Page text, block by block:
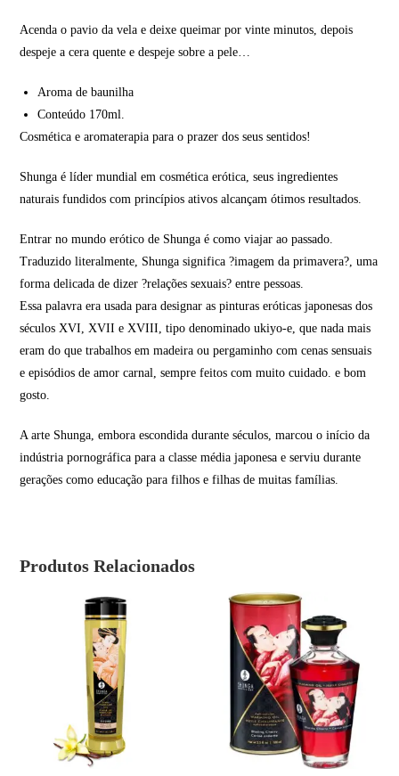
Acenda o pavio da vela e deixe queimar por vinte minutos, depois
despeje a cera quente e despeje sobre a pele…
Aroma de baunilha
Conteúdo 170ml.
Cosmética e aromaterapia para o prazer dos seus sentidos!
Shunga é líder mundial em cosmética erótica, seus ingredientes
naturais fundidos com princípios ativos alcançam ótimos resultados.
Entrar no mundo erótico de Shunga é como viajar ao passado.
Traduzido literalmente, Shunga significa ?imagem da primavera?, uma
forma delicada de dizer ?relações sexuais? entre pessoas.
Essa palavra era usada para designar as pinturas eróticas japonesas dos
séculos XVI, XVII e XVIII, tipo denominado ukiyo-e, que nada mais
eram do que trabalhos em madeira ou pergaminho com cenas sensuais
e episódios de amor carnal, sempre feitos com muito cuidado. e bom
gosto.
A arte Shunga, embora escondida durante séculos, marcou o início da
indústria pornográfica para a classe média japonesa e serviu durante
gerações como educação para filhos e filhas de muitas famílias.
Produtos Relacionados